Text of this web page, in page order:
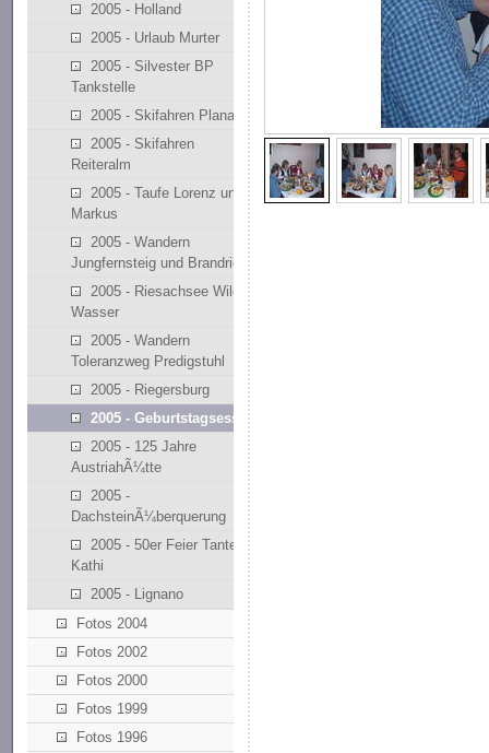
2005 - Holland
2005 - Urlaub Murter
2005 - Silvester BP
Tankstelle
2005 - Skifahren Planai
2005 - Skifahren
Reiteralm
2005 - Taufe Lorenz und
Markus
2005 - Wandern
Jungfernsteig und Brandriedl
2005 - Riesachsee Wilde
Wasser
2005 - Wandern
Toleranzweg Predigstuhl
2005 - Riegersburg
2005 - Geburtstagsessen
2005 - 125 Jahre
AustriahÃ¼tte
2005 -
DachsteinÃ¼berquerung
2005 - 50er Feier Tante
Kathi
2005 - Lignano
Fotos 2004
Fotos 2002
Fotos 2000
Fotos 1999
Fotos 1996